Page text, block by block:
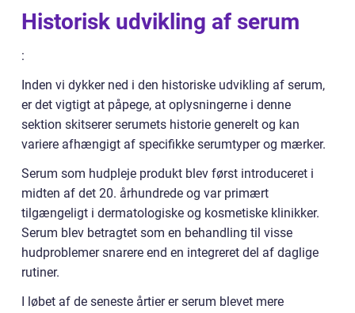
Historisk udvikling af serum
:
Inden vi dykker ned i den historiske udvikling af serum,
er det vigtigt at påpege, at oplysningerne i denne
sektion skitserer serumets historie generelt og kan
variere afhængigt af specifikke serumtyper og mærker.
Serum som hudpleje produkt blev først introduceret i
midten af det 20. århundrede og var primært
tilgængeligt i dermatologiske og kosmetiske klinikker.
Serum blev betragtet som en behandling til visse
hudproblemer snarere end en integreret del af daglige
rutiner.
I løbet af de seneste årtier er serum blevet mere